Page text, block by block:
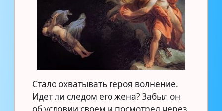
Стало охватывать героя волнение.
Идет ли следом его жена? Забыл он